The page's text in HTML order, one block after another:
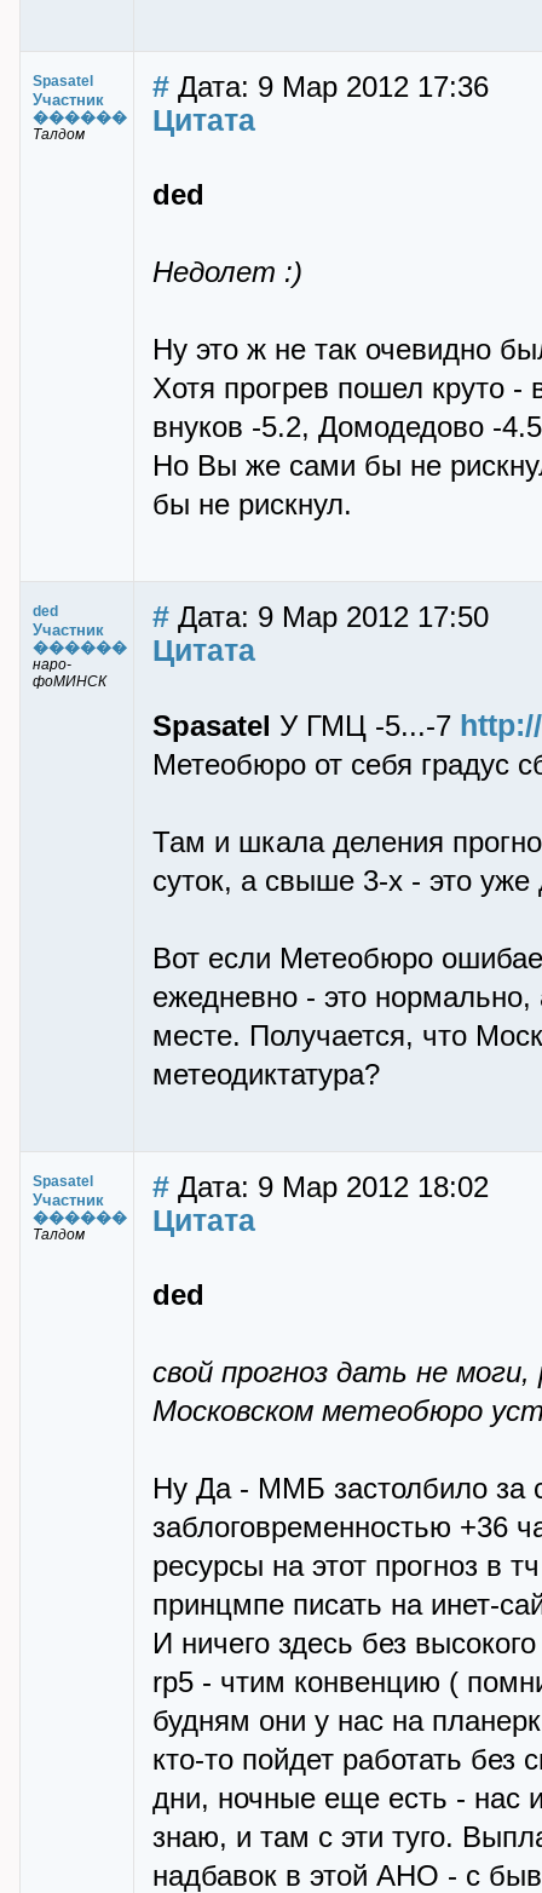
Spasatel
Участник
������
Талдом
# Дата: 9 Мар 2012 17:36
Цитата
ded
Недолет :)
Ну это ж не так очевидно
Хотя прогрев пошел круто
внуков -5.2, Домодедово -
Но Вы же сами бы не
бы не рискнул.
ded
Участник
������
наро-
фоМИНСК
# Дата: 9 Мар 2012 17:50
Цитата
Spasatel У ГМЦ -5...-7
Метеобюро от себя градус
Там и шкала деления
суток, а свыше 3-х - это уже
Вот если Метеобюро
ежедневно - это нормально,
месте. Получается, что
метеодиктатура?
Spasatel
Участник
������
Талдом
# Дата: 9 Мар 2012 18:02
Цитата
ded
свой прогноз дать не
Московском метеобюро
Ну Да - ММБ застолбило за
заблоговременностью +36
ресурсы на этот прогноз в
принцмпе писать на инет-
И ничего здесь без
rp5 - чтим конвенцию (
будням они у нас на
кто-то пойдет работать
дни, ночные еще есть - нас
знаю, и там с эти туго.
надбавок в этой АНО - с